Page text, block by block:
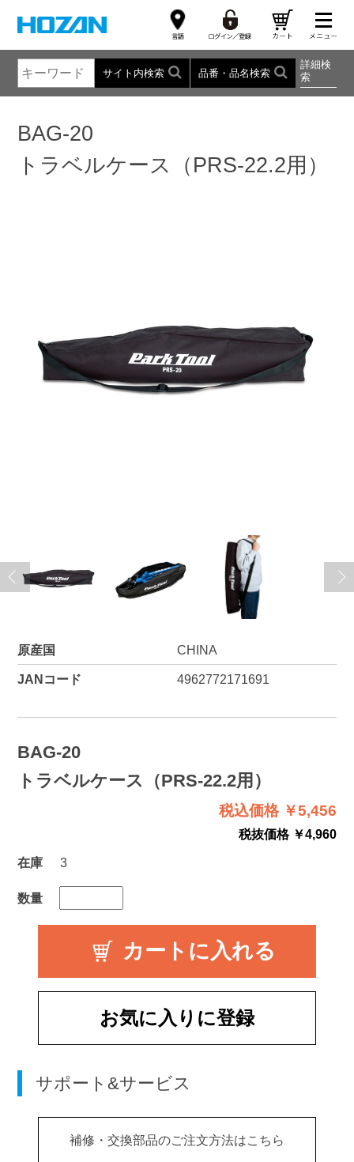
サイト内検索 品番・品名検索
詳細検
索
BAG-20
トラベルケース（PRS-22.2用）
原産国 CHINA
JANコード 4962772171691
BAG-20
トラベルケース（PRS-22.2用）
税込価格 ￥5,456
税抜価格 ￥4,960
在庫
3
数量
お気に入りに登録
サポート&サービス
補修・交換部品のご注文方法はこちら